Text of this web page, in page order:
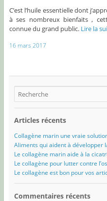
C’est l’huile essentielle dont
à ses nombreux bienfaits ,
connue du grand public. Lire la
16 mars 2017
Articles récents
Collagène marin une vraie
Aliments qui aident à développer
Le collagène marin aide à la
Le collagène pour lutter contre
Le collagène est bon pour vos
Commentaires récents